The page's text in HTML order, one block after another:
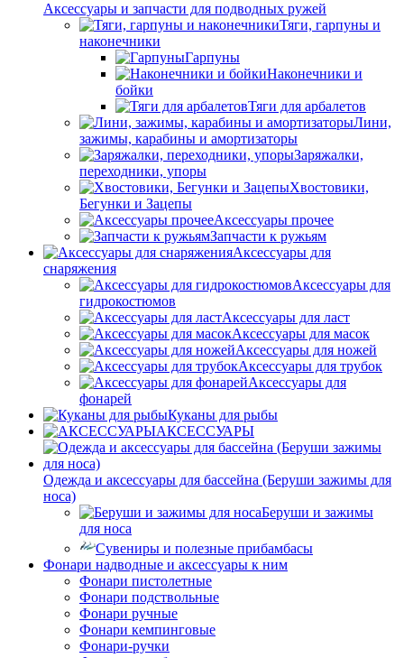
Аксессуары и запчасти для подводных ружей
Тяги, гарпуны и
наконечники
Гарпуны
Наконечники и
бойки
Тяги для арбалетов
Лини,
зажимы, карабины и амортизаторы
Заряжалки,
переходники, упоры
Хвостовики,
Бегунки и Зацепы
Аксессуары прочее
Запчасти к ружьям
Аксессуары для
снаряжения
Аксессуары для
гидрокостюмов
Аксессуары для ласт
Аксессуары для масок
Аксессуары для ножей
Аксессуары для трубок
Аксессуары для
фонарей
Куканы для рыбы
АКСЕССУАРЫ
Одежда и аксессуары для бассейна (Беруши зажимы для
носа)
Беруши и зажимы
для носа
Сувениры и полезные прибамбасы
Фонари надводные и аксессуары к ним
Фонари пистолетные
Фонари подствольные
Фонари ручные
Фонари кемпинговые
Фонари-ручки